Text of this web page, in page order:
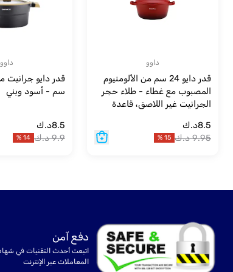
داوو
قدر دايو 24 سم من الألومنيوم
المصبوب مع غطاء - طلاء حجر
الجرانيت غير اللاصق، قاعدة
الفرن، خالٍ من المواد الكيميائية،
لون أحمر - 4.1 لتر
8.5د.ك
9.95 د.ك 15
%
داوو
سم - أسود وبني
8.5د.ك
9.9 د.ك 14
%
دفع آمن
المعاملات عبر الإنترنت